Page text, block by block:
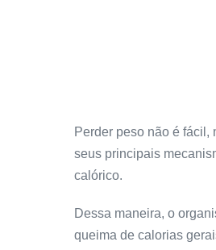
Perder peso não é fácil,
seus principais
calórico.
Dessa maneira, o
queima de calorias